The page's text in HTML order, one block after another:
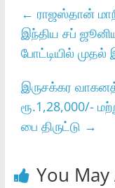
← ராஜஸ்தான்
இந்திய சப்
போட்டியில் முதல்
இருசக்கர
ரூ.1,28,000/-
பை திருட்டு →
You